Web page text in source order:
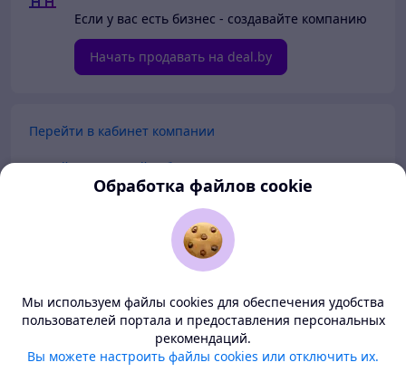
Если у вас есть бизнес - создавайте компанию
Начать продавать на deal.by
Перейти в кабинет компании
Перейти в личный кабинет
О нас
Тема-светлая BETA
Deal.by — маркетплейс Беларуси
Обработка файлов cookie
Мы используем файлы cookies для обеспечения удобства
пользователей портала и предоставления персональных
рекомендаций.
Вы можете настроить файлы cookies или отключить их.